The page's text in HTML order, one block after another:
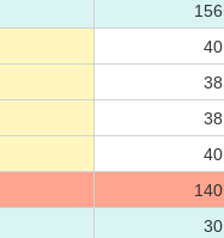
156
40
38
38
40
140
30